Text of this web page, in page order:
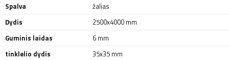
Spalva
žalias
Dydis
2500x4000 mm
Guminis laidas
6 mm
tinklelio dydis
35x35 mm